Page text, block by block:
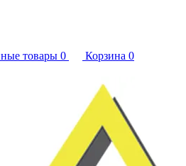
товары 0 Корзина 0